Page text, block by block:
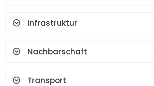
Infrastruktur
Nachbarschaft
Transport